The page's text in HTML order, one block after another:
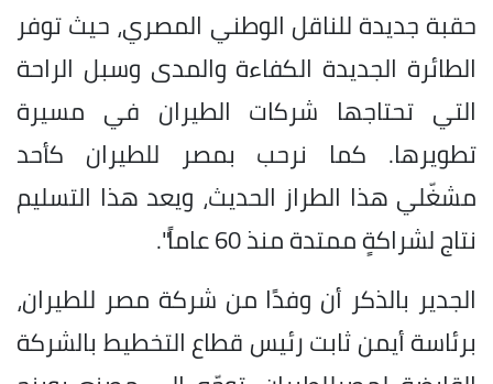
حقبة جديدة للناقل الوطني المصري، حيث توفر
الطائرة الجديدة الكفاءة والمدى وسبل الراحة
التي تحتاجها شركات الطيران في مسيرة
تطويرها. كما نرحب بمصر للطيران كأحد
مشغّلي هذا الطراز الحديث، ويعد هذا التسليم
نتاج لشراكةٍ ممتدة منذ 60 عاماً".
الجدير بالذكر أن وفدًا من شركة مصر للطيران،
برئاسة أيمن ثابت رئيس قطاع التخطيط بالشركة